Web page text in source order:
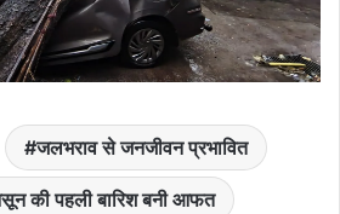
जलभराव से जनजीवन प्रभावित
की पहली बारिश बनी आफत